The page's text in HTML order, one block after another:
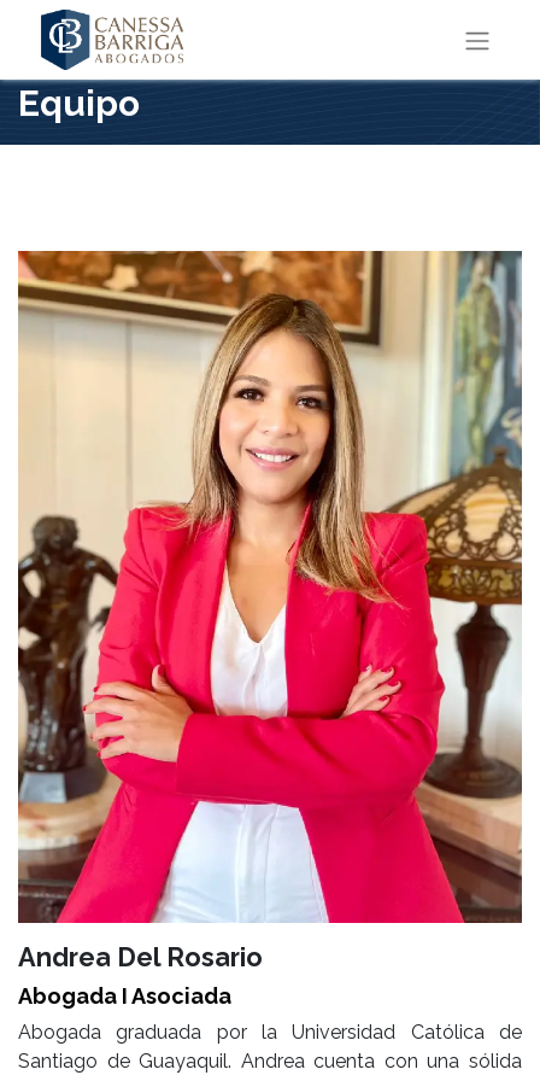
Equipo
Andrea Del Rosario
Abogada I Asociada
Abogada graduada por la Universidad Católica de
Santiago de Guayaquil. Andrea cuenta con una sólida